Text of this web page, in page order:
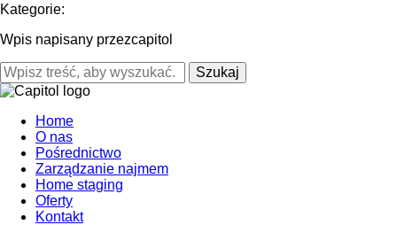
Kategorie:
Wpis napisany przezcapitol
Szukaj
Home
O nas
Pośrednictwo
Zarządzanie najmem
Home staging
Oferty
Kontakt